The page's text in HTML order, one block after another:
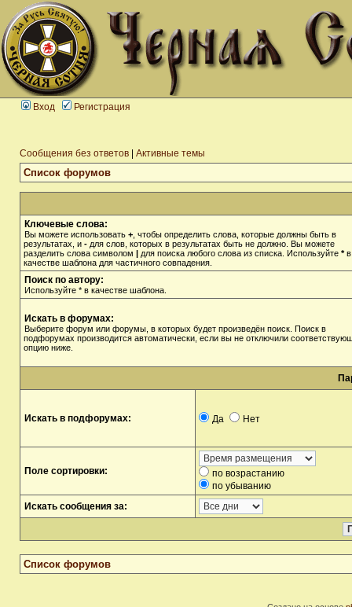
Вход Регистрация
Сообщения без ответов Активные темы
Список форумов
Ключевые слова:
Вы можете использовать + , чтобы определить слова, которые должны быть в
результатах, и - для слов, которых в результатах быть не должно. Вы можете
разделить слова символом | для поиска любого слова из списка. Используйте *в
качестве шаблона для частичного совпадения.
Поиск по автору:
Используйте * в качестве шаблона.
Искать в форумах:
Выберите форум или форумы, в которых будет произведён поиск. Поиск в
подфорумах производится автоматически, если вы не отключили
опцию ниже.
Искать в подфорумах: Да Нет
Поле сортировки:
по возрастанию
по убыванию
Искать сообщения за:
Список форумов